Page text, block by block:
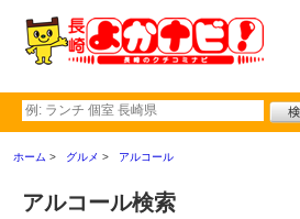
ホーム グルメ アルコール
アルコール検索